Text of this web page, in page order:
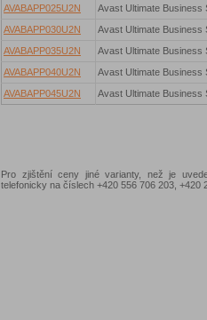
AVABAPP025U2N
Avast Ultimate Business
AVABAPP030U2N
Avast Ultimate Business
AVABAPP035U2N
Avast Ultimate Business
AVABAPP040U2N
Avast Ultimate Business
AVABAPP045U2N
Avast Ultimate Business
Pro zjištění ceny jiné varianty, než je
telefonicky na číslech +420 556 706 203, +420